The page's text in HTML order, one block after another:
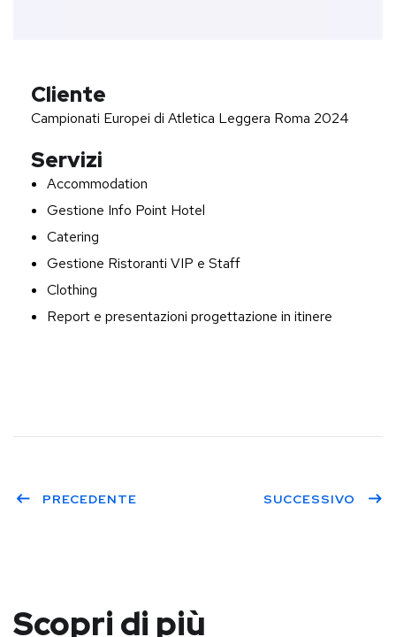
Cliente
Campionati Europei di Atletica Leggera Roma 2024
Servizi
Accommodation
Gestione Info Point Hotel
Catering
Gestione Ristoranti VIP e Staff
Clothing
Report e presentazioni progettazione in itinere
PRECEDENTE SUCCESSIVO
Scopri di più